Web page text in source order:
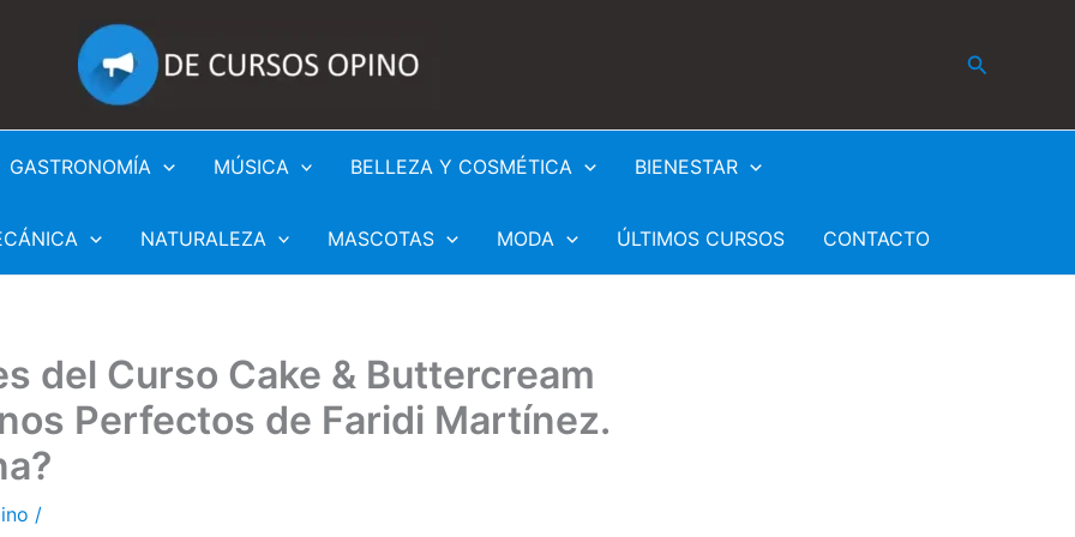
Buscar
GASTRONOMÍA MÚSICA BELLEZA Y COSMÉTICA BIENESTAR
NATURALEZA MASCOTAS MODA ÚLTIMOS CURSOS CONTACTO
del Curso Cake & Buttercream
Perfectos de Faridi Martínez.
/